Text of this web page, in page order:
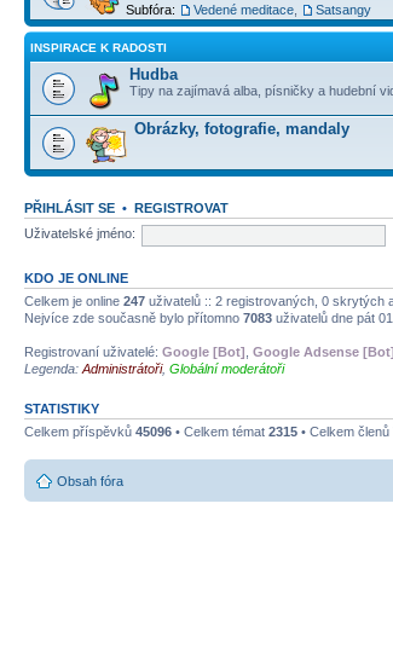
Subfóra: Vedené meditace Satsangy
INSPIRACE K RADOSTI
Hudba
Tipy na zajímavá alba, písničky a hudební
Obrázky, fotografie, mandaly
PŘIHLÁSIT SE • REGISTROVAT
Uživatelské jméno:
KDO JE ONLINE
Celkem je online 247 uživatelů :: 2 registrovaných, 0 skrytých
Nejvíce zde současně bylo přítomno 7083 uživatelů dne pát
Registrovaní uživatelé: Google [Bot] Google Adsense [Bot]
Legenda: Administrátoři, Globální moderátoři
STATISTIKY
Celkem příspěvků 45096 • Celkem témat 2315 • Celkem členů
Obsah fóra